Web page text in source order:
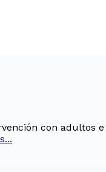
con adultos